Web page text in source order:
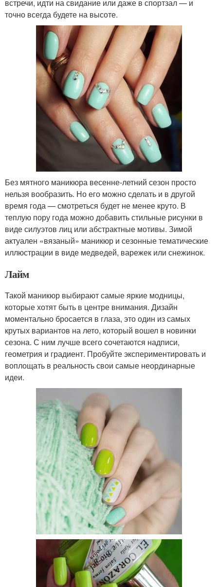
встречи, идти на свидание или даже в спортзал — и
точно всегда будете на высоте.
Без мятного маникюра весенне-летний сезон просто
нельзя вообразить. Но его можно сделать и в другой
время года — смотреться будет не менее круто. В
теплую пору года можно добавить стильные рисунки в
виде силуэтов лиц или абстрактные мотивы. Зимой
актуален «вязаный» маникюр и сезонные тематические
иллюстрации в виде медведей, варежек или снежинок.
Лайм
Такой маникюр выбирают самые яркие модницы,
которые хотят быть в центре внимания. Дизайн
моментально бросается в глаза, это один из самых
крутых вариантов на лето, который вошел в новинки
сезона. С ним лучше всего сочетаются надписи,
геометрия и градиент. Пробуйте экспериментировать и
воплощать в реальность свои самые неординарные
идеи.